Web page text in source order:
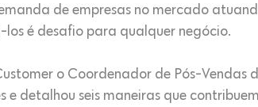
de empresas no mercado
é desafio para qualquer negócio.
o Coordenador de Pós-Vendas
detalhou seis maneiras que